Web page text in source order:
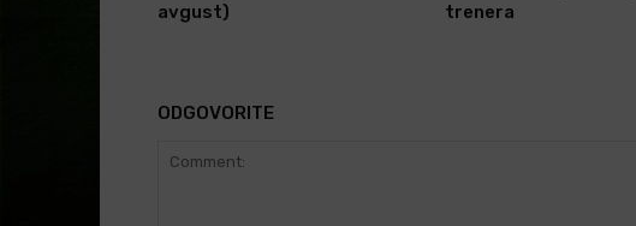
avgust)
trenera
ODGOVORITE